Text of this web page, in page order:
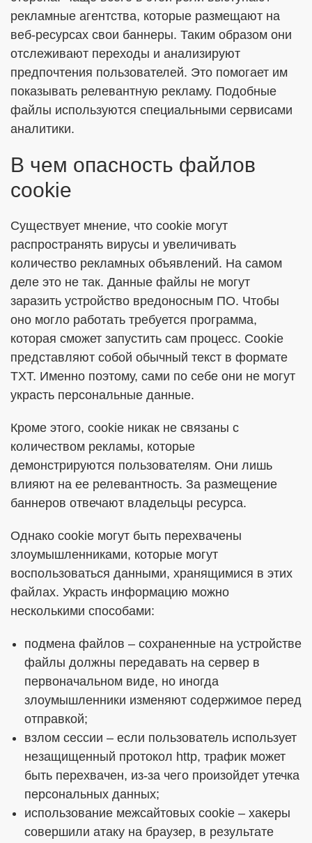
рекламные агентства, которые размещают на
веб-ресурсах свои баннеры. Таким образом они
отслеживают переходы и анализируют
предпочтения пользователей. Это помогает им
показывать релевантную рекламу. Подобные
файлы используются специальными сервисами
аналитики.
В чем опасность файлов
cookie
Существует мнение, что cookie могут
распространять вирусы и увеличивать
количество рекламных объявлений. На самом
деле это не так. Данные файлы не могут
заразить устройство вредоносным ПО. Чтобы
оно могло работать требуется программа,
которая сможет запустить сам процесс. Cookie
представляют собой обычный текст в формате
TXT. Именно поэтому, сами по себе они не могут
украсть персональные данные.
Кроме этого, cookie никак не связаны с
количеством рекламы, которые
демонстрируются пользователям. Они лишь
влияют на ее релевантность. За размещение
баннеров отвечают владельцы ресурса.
Однако cookie могут быть перехвачены
злоумышленниками, которые могут
воспользоваться данными, хранящимися в этих
файлах. Украсть информацию можно
несколькими способами:
подмена файлов – сохраненные на устройстве
файлы должны передавать на сервер в
первоначальном виде, но иногда
злоумышленники изменяют содержимое перед
отправкой;
взлом сессии – если пользователь использует
незащищенный протокол http, трафик может
быть перехвачен, из-за чего произойдет утечка
персональных данных;
использование межсайтовых cookie – хакеры
совершили атаку на браузер, в результате